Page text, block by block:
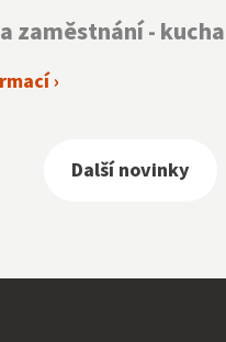
zaměstnání -
›
Další novinky